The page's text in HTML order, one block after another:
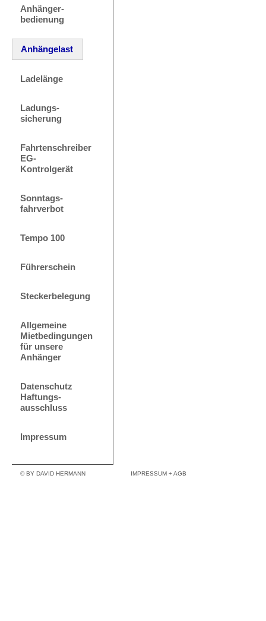
Anhänger-
bedienung
Anhängelast
Ladelänge
Ladungs-
sicherung
Fahrtenschreiber
EG-
Kontrolgerät
Sonntags-
fahrverbot
Tempo 100
Führerschein
Steckerbelegung
Allgemeine
Mietbedingungen
für unsere
Anhänger
Datenschutz
Haftungs-
ausschluss
Impressum
© BY DAVID HERMANN IMPRESSUM + AGB